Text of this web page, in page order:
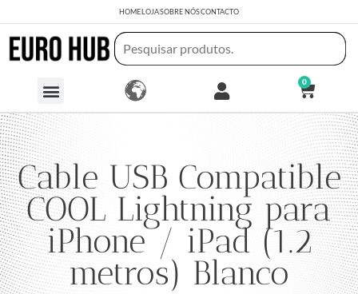
HOMELOJASOBRE NÓSCONTACTO
0
Cable USB Compatible
COOL Lightning para
iPhone / iPad (1.2
metros) Blanco